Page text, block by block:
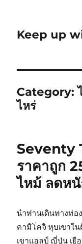
Keep up
Category:
ไหร่
Seventy
ราคาถูก
ไหม้ ลดห
นำท่านเดินทางท่อ
คามิโคจิ หุบเขาใ
เขาแอลป์ ญี่ปุ่น เยื